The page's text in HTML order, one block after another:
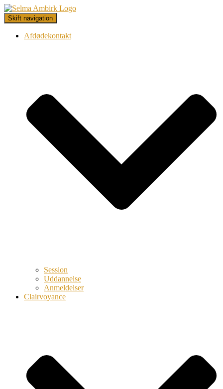
Skift navigation
Afdødekontakt
Session
Uddannelse
Anmeldelser
Clairvoyance